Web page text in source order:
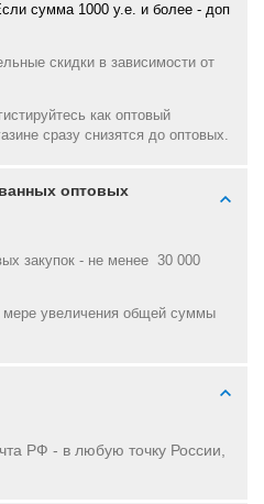
сумма 1000 у.е. и более - доп
скидки в зависимости от
как оптовый
сразу снизятся до оптовых.
оптовых
закупок - не менее 30 000
мере увеличения общей суммы
РФ - в любую точку России,